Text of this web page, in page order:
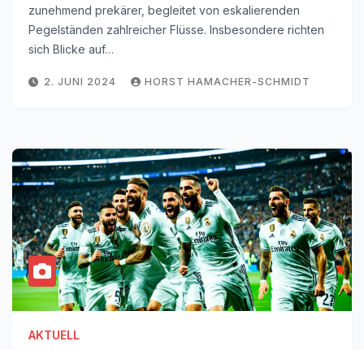
zunehmend prekärer, begleitet von eskalierenden
Pegelständen zahlreicher Flüsse. Insbesondere richten
sich Blicke auf…
2. JUNI 2024 HORST HAMACHER-SCHMIDT
AKTUELL